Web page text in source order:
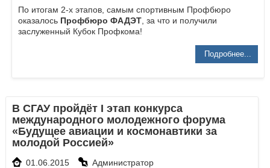
По итогам 2-х этапов, самым спортивным Профбюро
оказалось Профбюро ФАДЭТ, за что и получили
заслуженный Кубок Профкома!
Подробнее...
В СГАУ пройдёт I этап конкурса
международного молодежного форума
«Будущее авиации и космонавтики за
молодой Россией»
01.06.2015
Администратор